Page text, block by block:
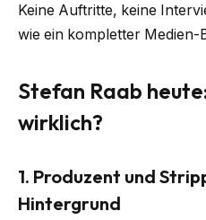
Keine Auftritte, keine
wie ein kompletter Medien-
Stefan Raab
wirklich?
1. Produzent und
Hintergrund